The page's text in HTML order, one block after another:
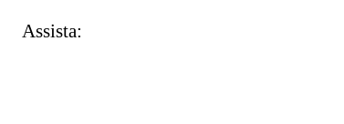
Assista: